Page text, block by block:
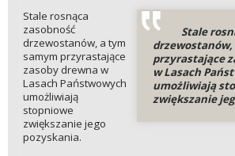
Stale
przyrastające
w Lasach
umożliwiają
zwiększanie
Stale rosnąca
zasobność
drzewostanów, a tym
samym przyrastające
zasoby drewna w
Lasach Państwowych
umożliwiają
stopniowe
zwiększanie jego
pozyskania.